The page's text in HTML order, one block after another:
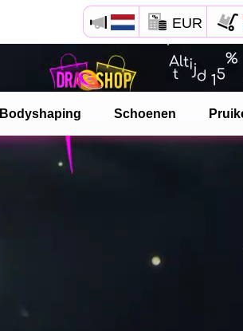
EUR
Bodyshaping Schoenen